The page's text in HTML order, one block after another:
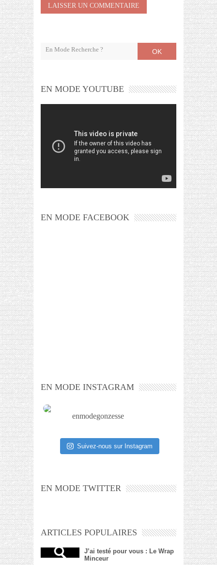
OK
EN MODE YOUTUBE
EN MODE FACEBOOK
EN MODE INSTAGRAM
enmodegonzesse
Suivez-nous sur Instagram
EN MODE TWITTER
ARTICLES POPULAIRES
J’ai testé pour vous : Le Wrap
Minceur